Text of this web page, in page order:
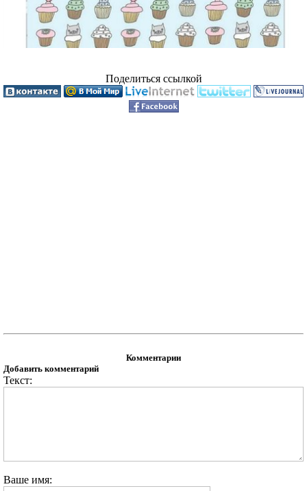
Поделиться ссылкой
Комментарии
Добавить комментарий
Текст:
Ваше имя: